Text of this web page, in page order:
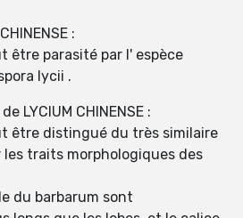
:
être parasité par l' espèce
lycii .
LYCIUM CHINENSE :
être distingué du très similaire
les traits morphologiques des
du barbarum sont